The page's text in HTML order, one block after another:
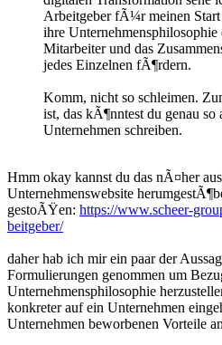
Arbeitgeber fÃ¼r meinen
ihre
Mitarbeiter und das
jedes Einzelnen fÃ¶rdern.
Komm, nicht so schleimen.
ist, das kÃ¶nntest du genau so
Unternehmen schreiben.
Hmm okay kannst du das nÃ¤her
Unternehmenswebsite
gestoÃŸen: https://www.scheer-
beitgeber/
daher hab ich mir ein paar der
Formulierungen genommen um
Unternehmensphilosophie
konkreter auf ein Unternehmen
Unternehmen beworbenen Vorteile